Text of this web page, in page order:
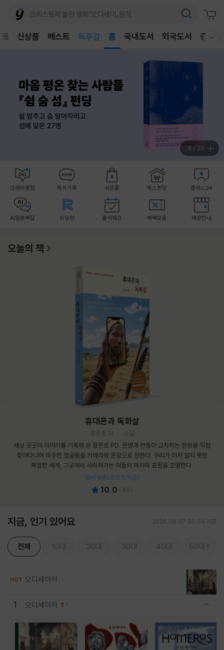
신상품 베스트
독후감
홈 국내도서 외국도서 중고샵
10 / 20
크레마클럽 독서기록 사은품 예스펀딩 클래스24
AI일문백답 리딩런 출석체크 혜택모음 매장안내
오늘의 책
휴대폰과 독화살
장준호 저
시월
세상 곳곳의 이야기를 기록해 온 장준호 PD. 문명과 전통이 교차하는 현장을 직접
찾아다니며 마주한 얼굴들을 카메라와 문장으로 전한다. 우리가 미처 알지 못한
복잡한 세계, 그곳에서 사라져가는 이들의 마지막 표정을 조명한다.
엽서 8종(포인트차감)
10.0 (46)
지금, 인기 있어요 2026.08.07 05:54 기준
전체 10대 20대 30대 40대 50대
HOT 오디세이아
1 오디세이아 1